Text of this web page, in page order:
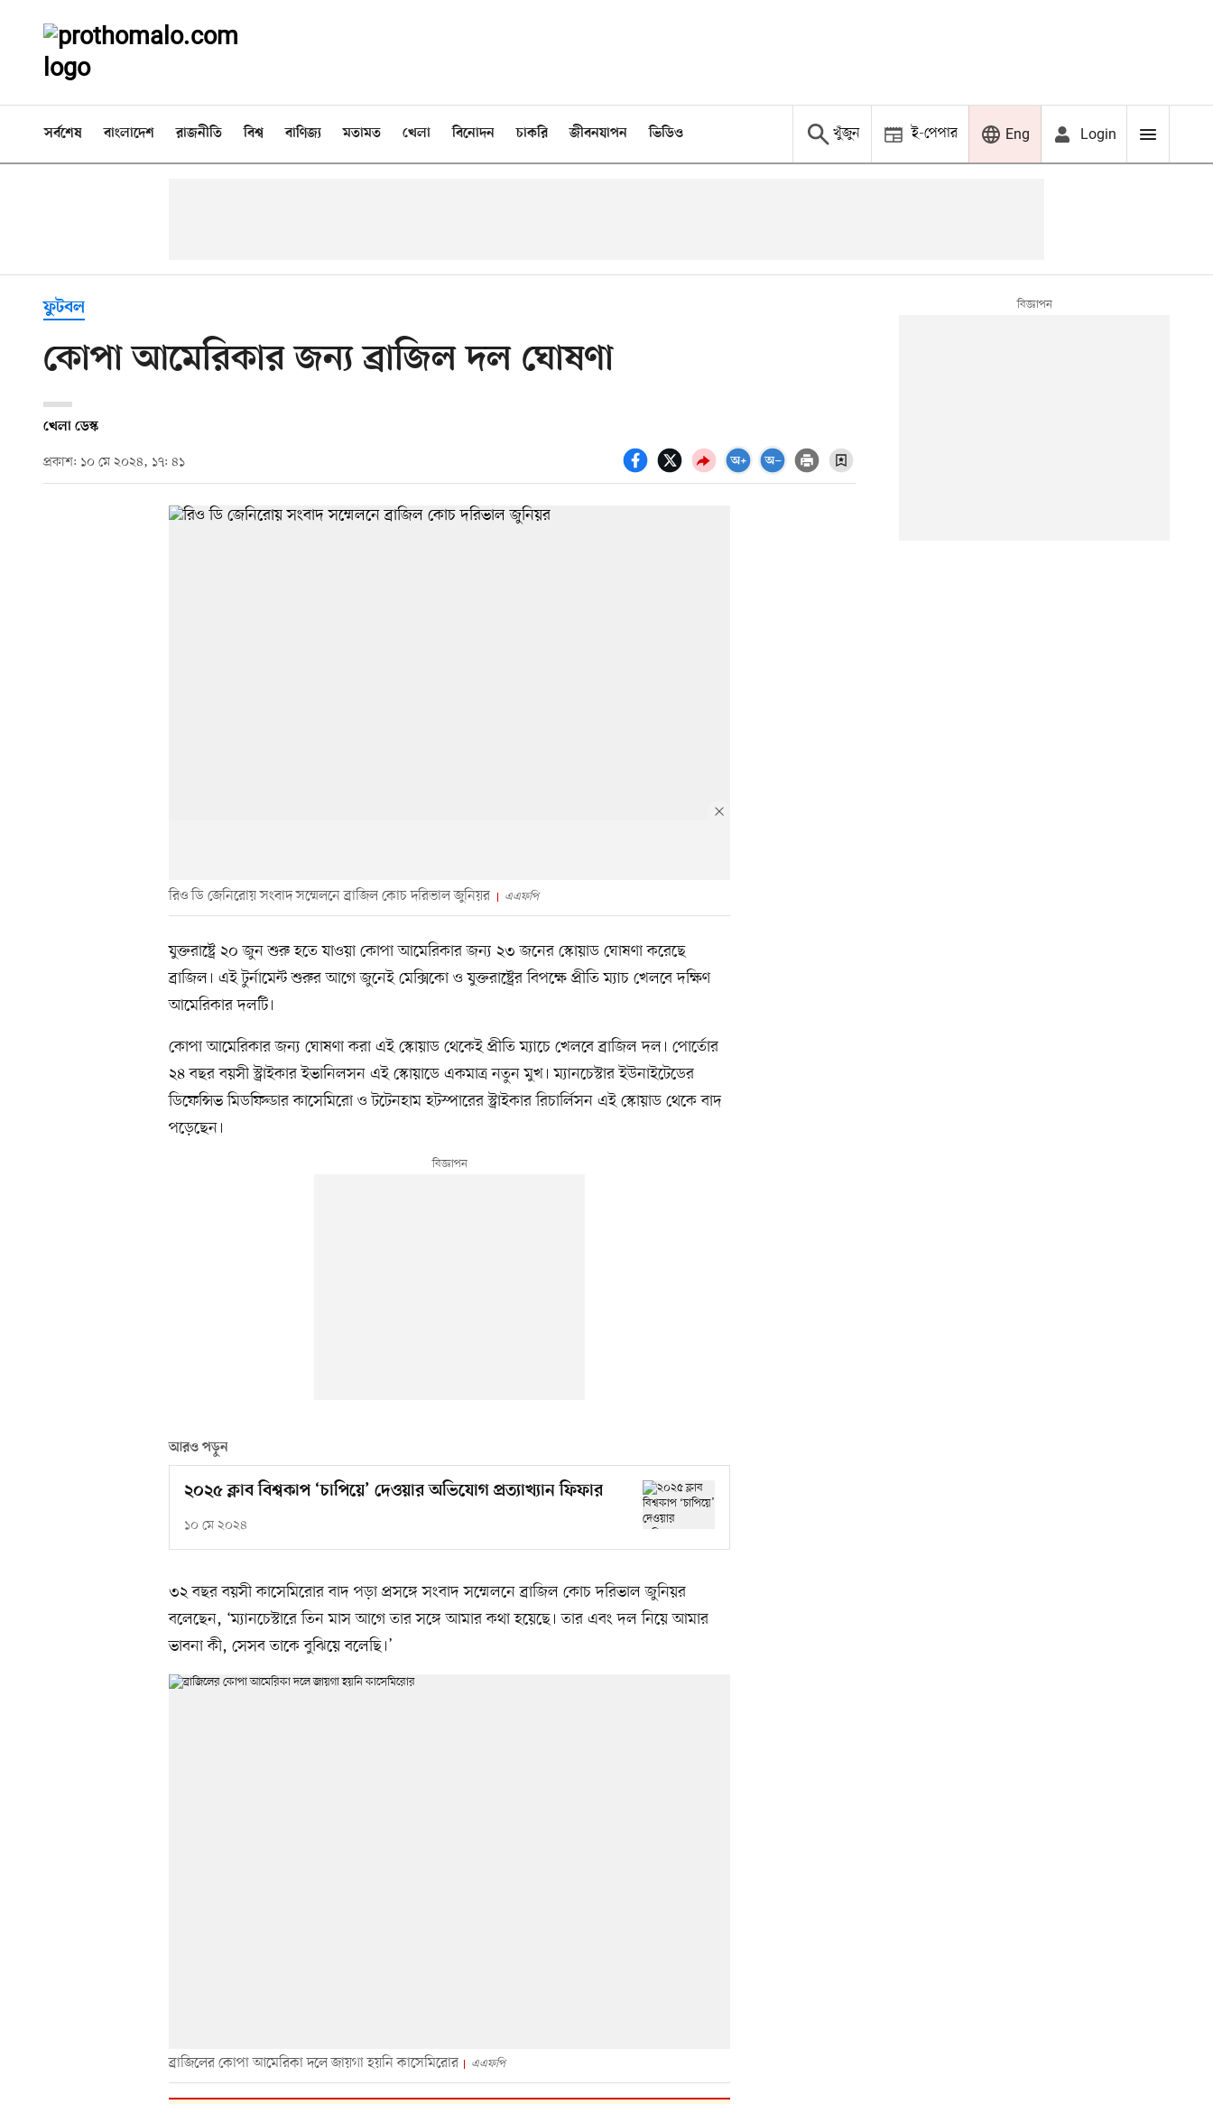
সর্বশেষ বাংলাদেশ রাজনীতি বিশ্ব বাণিজ্য মতামত খেলা বিনোদন চাকরি জীবনযাপন ভিডিও খুঁজুন ই-পেপার Eng Login
ফুটবল
কোপা আমেরিকার জন্য ব্রাজিল দল ঘোষণা
খেলা ডেস্ক
প্রকাশ: ১০ মে ২০২৪, ১৭: ৪১
রিও ডি জেনিরোয় সংবাদ সম্মেলনে ব্রাজিল কোচ দরিভাল জুনিয়র এএফপি
যুক্তরাষ্ট্রে ২০ জুন শুরু হতে যাওয়া কোপা আমেরিকার জন্য ২৩ জনের স্কোয়াড ঘোষণা করেছে
ব্রাজিল। এই টুর্নামেন্ট শুরুর আগে জুনেই মেক্সিকো ও যুক্তরাষ্ট্রের বিপক্ষে প্রীতি ম্যাচ খেলবে দক্ষিণ
আমেরিকার দলটি।
কোপা আমেরিকার জন্য ঘোষণা করা এই স্কোয়াড থেকেই প্রীতি ম্যাচে খেলবে ব্রাজিল দল। পোর্তোর
২৪ বছর বয়সী স্ট্রাইকার ইভানিলসন এই স্কোয়াডে একমাত্র নতুন মুখ। ম্যানচেস্টার ইউনাইটেডের
ডিফেন্সিভ মিডফিল্ডার কাসেমিরো ও টটেনহাম হটস্পারের স্ট্রাইকার রিচার্লিসন এই স্কোয়াড থেকে বাদ
পড়েছেন।
আরও পড়ুন
২০২৫ ক্লাব বিশ্বকাপ ‘চাপিয়ে’ দেওয়ার অভিযোগ প্রত্যাখ্যান ফিফার
১০ মে ২০২৪
৩২ বছর বয়সী কাসেমিরোর বাদ পড়া প্রসঙ্গে সংবাদ সম্মেলনে ব্রাজিল কোচ দরিভাল জুনিয়র
বলেছেন, ‘ম্যানচেস্টারে তিন মাস আগে তার সঙ্গে আমার কথা হয়েছে। তার এবং দল নিয়ে আমার
ভাবনা কী, সেসব তাকে বুঝিয়ে বলেছি।’
ব্রাজিলের কোপা আমেরিকা দলে জায়গা হয়নি কাসেমিরোর এএফপি